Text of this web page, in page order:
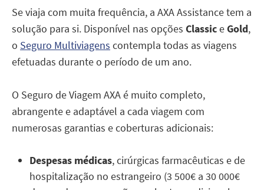
Se viaja com muita frequência, a AXA Assistance tem a
solução para si. Disponível nas opções ClassiceGold,
o Seguro Multiviagens contempla todas as viagens
efetuadas durante o período de um ano.
O Seguro de Viagem AXA é muito completo,
abrangente e adaptável a cada viagem com
numerosas garantias e coberturas adicionais:
Despesas médicas, cirúrgicas farmacêuticas e de
hospitalização no estrangeiro (3 500€ a 30 000€